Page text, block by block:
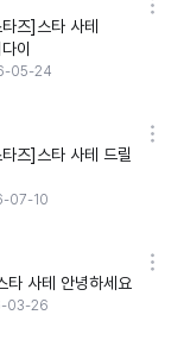
즈]스타 사테
이
05-24
즈]스타 사테 드릴
07-10
타 사테 안녕하세요
03-26